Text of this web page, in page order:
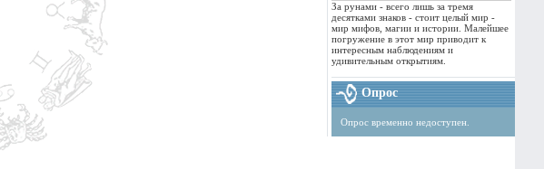
За рунами - всего лишь за тремя
десятками знаков - стоит целый мир -
мир мифов, магии и истории. Малейшее
погружение в этот мир приводит к
интересным наблюдениям и
удивительным открытиям.
Опрос
Опрос временно недоступен.